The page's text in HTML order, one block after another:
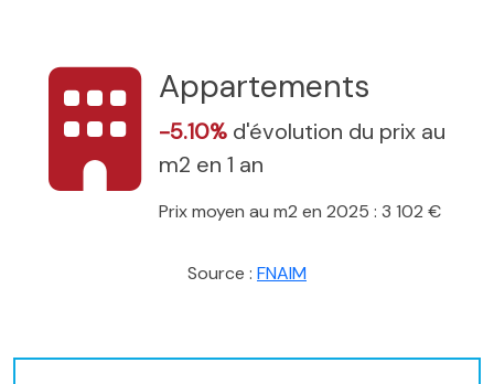
Appartements
-5.10% d'évolution du prix au
m2 en 1 an
Prix moyen au m2 en 2025 : 3 102 €
Source : FNAIM